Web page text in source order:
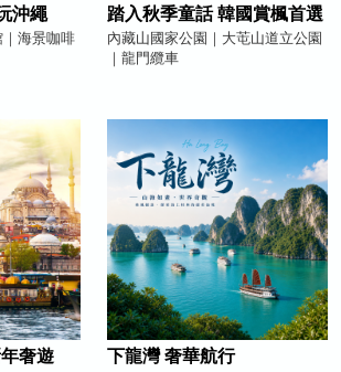
沖繩
海景咖啡
踏入秋季童話 韓國賞楓首選
內藏山國家公園｜大芚山道立公園
｜龍門纜車
奢遊 下龍灣 奢華航行